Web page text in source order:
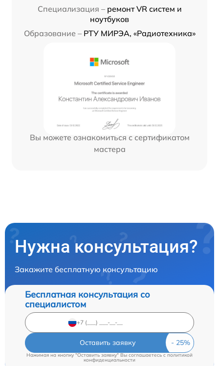
Специализация – ремонт VR систем и
ноутбуков
Образование – РТУ МИРЭА, «Радиотехника»
Вы можете ознакомиться с сертификатом
мастера
Нужна консультация?
Закажите бесплатную консультацию
Бесплатная консультация со
специалистом
Оставить заявку
Нажимая на кнопку "Оставить заявку" Вы соглашаетесь cполитикой
конфиденциальности